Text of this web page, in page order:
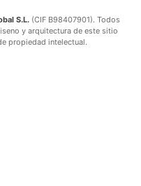
S.L. (CIF B98407901). Todos
y arquitectura de este sitio
propiedad intelectual.